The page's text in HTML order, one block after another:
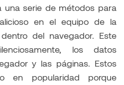
una serie de métodos para
en el equipo de la
del navegador. Este
los datos
y las páginas. Estos
en popularidad porque